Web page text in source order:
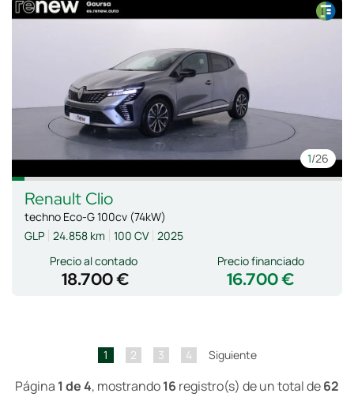
1/26
Renault Clio
techno Eco-G 100cv (74kW)
GLP 24.858 km 100 CV 2025
Precio al contado
18.700 € 16.700 €
Precio financiado
1 2 3 4 Siguiente
Página 1 de 4, mostrando16 registro(s) de un total de62